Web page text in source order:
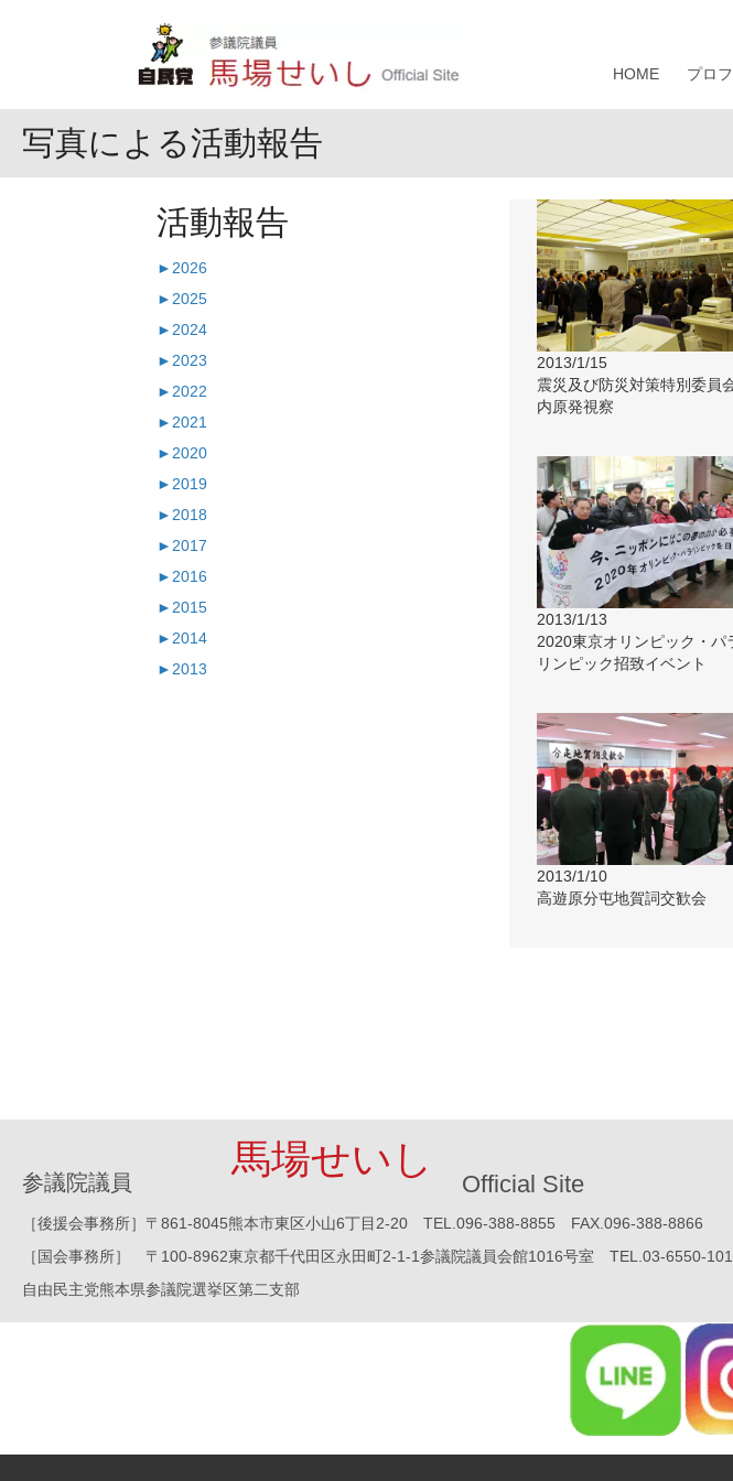
HOME プロ
写真による活動報告
活動報告
► 2026
► 2025
► 2024
► 2023
► 2022
► 2021
► 2020
► 2019
► 2018
► 2017
► 2016
► 2015
► 2014
► 2013
2013/1/15
震災及び防災対策特別委員
内原発視察
2013/1/13
2020東京オリンピック・パ
リンピック招致イベント
2013/1/10
高遊原分屯地賀詞交歓会
参議院議員
馬場せいし
Official Site
［後援会事務所］〒861-8045熊本市東区小山6丁目2-20 TEL.096-388-8855 FAX.096-388-8866
［国会事務所］ 〒100-8962東京都千代田区永田町2-1-1参議院議員会館1016号室 TEL.03-6550-
自由民主党熊本県参議院選挙区第二支部